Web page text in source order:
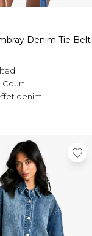
Denim Tie Belt
Court
denim